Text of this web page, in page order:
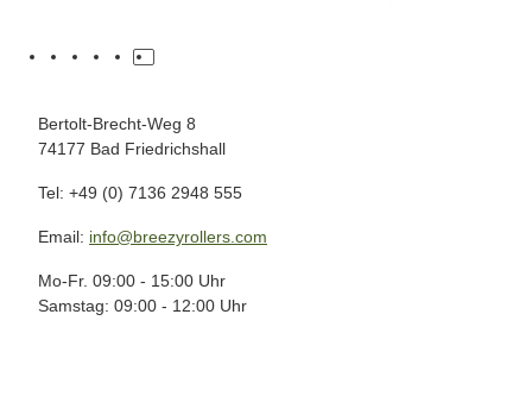
Bertolt-Brecht-Weg 8
74177 Bad Friedrichshall
Tel: +49 (0) 7136 2948 555
Email: info@breezyrollers.com
Mo-Fr. 09:00 - 15:00 Uhr
Samstag: 09:00 - 12:00 Uhr